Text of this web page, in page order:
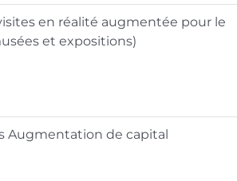
en réalité augmentée pour le
et expositions)
Augmentation de capital